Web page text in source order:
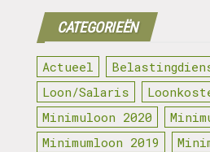
CATEGORIEËN
Actueel
Loon/Salaris
Minimuloon 2020
Minimumloon 2019